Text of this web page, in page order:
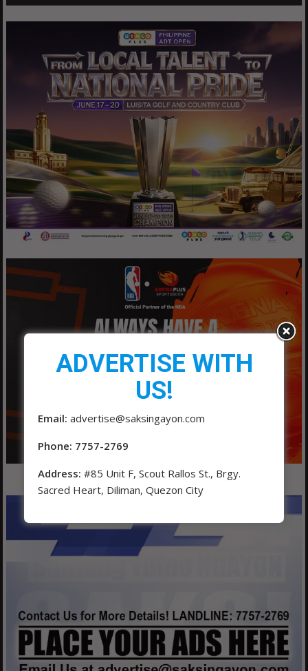
ADVERTISE WITH
US!
Email: advertise@saksingayon.com
Phone: 7757-2769
Address: #85 Unit F, Scout Rallos St., Brgy.
Sacred Heart, Diliman, Quezon City